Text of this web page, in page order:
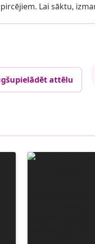
Lai sāktu,
attēlu